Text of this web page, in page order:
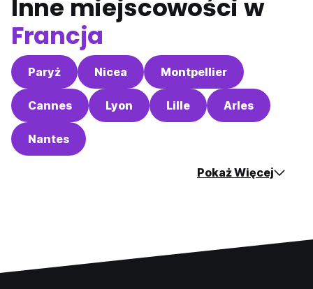
Inne miejscowości w
Francja
Paryż Nicea Montpellier
Cannes Lyon Lille Arles
Nantes
Pokaż Więcej